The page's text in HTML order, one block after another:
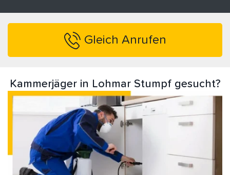
Gleich Anrufen
Kammerjäger in Lohmar Stumpf gesucht?